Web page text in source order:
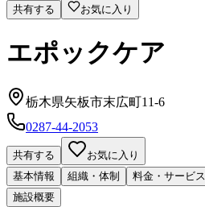
共有する お気に入り
エポックケア
栃木県矢板市末広町11-6
0287-44-2053
共有する
お気に入り
基本情報
組織・体制 料金・サービス
施設概要